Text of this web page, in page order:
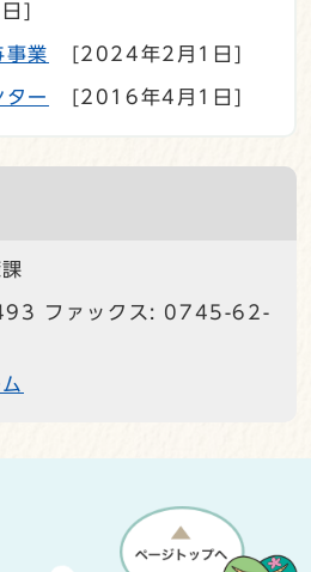
]
事業 [2024年2月1日]
ター [2016年4月1日]
ファックス: 0745-62-